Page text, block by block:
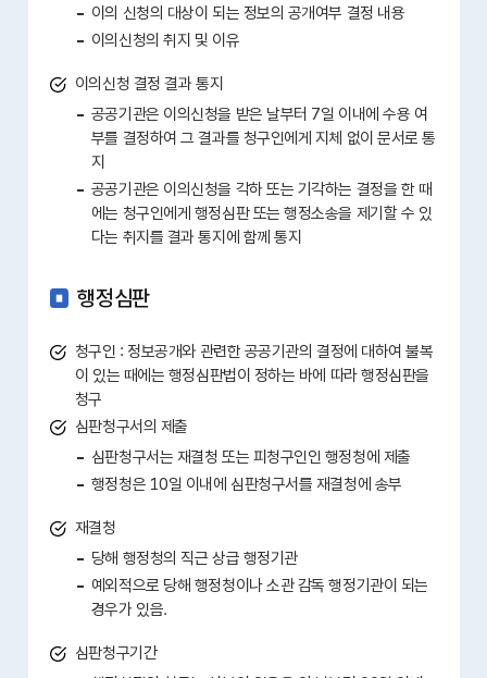
이의 신청의 대상이 되는 정보의 공개여부 결정 내용
이의신청의 취지 및 이유
이의신청 결정 결과 통지
공공기관은 이의신청을 받은 날부터 7일 이내에 수용 여
부를 결정하여 그 결과를 청구인에게 지체 없이 문서로 통
지
공공기관은 이의신청을 각하 또는 기각하는 결정을 한 때
에는 청구인에게 행정심판 또는 행정소송을 제기할 수 있
다는 취지를 결과 통지에 함께 통지
행정심판
청구인 : 정보공개와 관련한 공공기관의 결정에 대하여 불복
이 있는 때에는 행정심판법이 정하는 바에 따라 행정심판을
청구
심판청구서의 제출
심판청구서는 재결청 또는 피청구인인 행정청에 제출
행정청은 10일 이내에 심판청구서를 재결청에 송부
재결청
당해 행정청의 직근 상급 행정기관
예외적으로 당해 행정청이나 소관 감독 행정기관이 되는
경우가 있음.
심판청구기간